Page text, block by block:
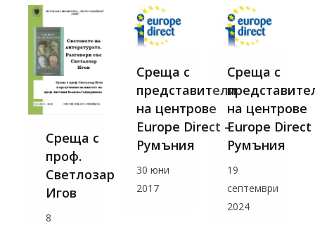
Среща с
проф.
Светлозар
Игов
8
Среща с
представители
на центрове
Europe Direct –
Румъния
30 юни
2017
Среща с
на центрове
Europe Direct
Румъния
19
септември
2024